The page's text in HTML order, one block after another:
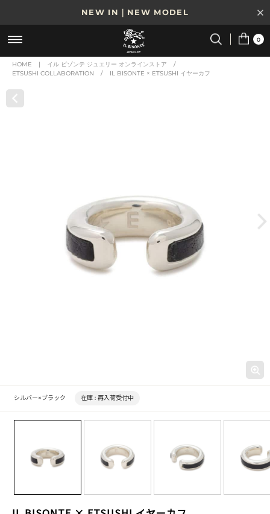
NEW IN｜NEW MODEL
8/17(月)10時まで｜税込11,000円以上で送料無料
贈る相手やシーンから選べる、新しいギフトガイド
0
HOME | イル ビゾンテ ジュエリー オンラインストア
/
ETSUSHI COLLABORATION
/ IL BISONTE × ETSUSHI イヤーカフ
シルバー×ブラック 在庫 : 再入荷受付中